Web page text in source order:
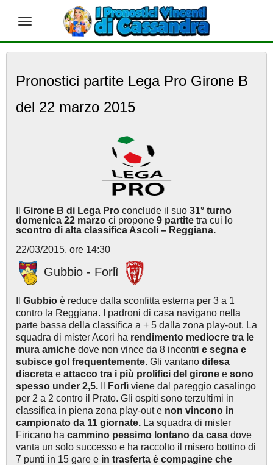
Pronostici partite Lega Pro Girone B
del 22 marzo 2015
Girone B di Lega Pro conclude il suo 31° turno
domenica 22 marzo ci propone 9 partite tra cui lo
scontro di alta classifica Ascoli – Reggiana.
22/03/2015, ore 14:30
Gubbio - Forlì
Gubbio è reduce dalla sconfitta esterna per 3 a 1
contro la Reggiana. I padroni di casa navigano nella
parte bassa della classifica a + 5 dalla zona play-out. La
squadra di mister Acori ha rendimento mediocre tra le
mura amiche dove non vince da 8 incontri e segna e
subisce gol frequentemente. Gli vantano difesa
discreta e attacco tra i più prolifici del girone e sono
spesso under 2,5.
Forlì viene dal pareggio casalingo
per 2 a 2 contro il Prato. Gli ospiti sono terzultimi in
classifica in piena zona play-out e non vincono in
campionato da 11 giornate. La squadra di mister
Firicano ha cammino pessimo lontano da casa dove
vanta un solo successo e ha raccolto il misero bottino di
7 punti in 15 gare e in trasferta è compagine che